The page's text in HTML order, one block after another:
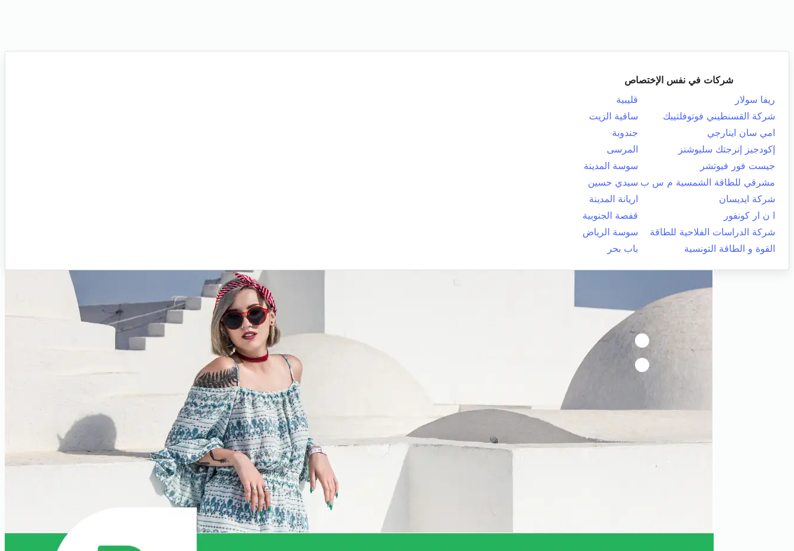
شركات في نفس الإختصاص
ريفا سولار
قليبية
شركة القسنطيني فوتوفلتييك
ساقية الزيت
امي سان اينارجي
جندوبة
إكودجيز إنرجتك سليوشنز
المرسى
جيست فور فيوتشر
سوسة المدينة
مشرقي للطاقة الشمسية م س ب سيدي حسين
شركة ايديسان
اريانة المدينة
ا ن ار كونفور
قفصة الجنوبية
شركة الدراسات الفلاحية للطاقة
سوسة الرياض
القوة و الطاقة التونسية
باب بحر